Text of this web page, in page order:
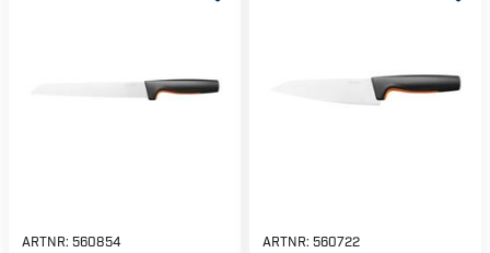
ARTNR: 560854 ARTNR: 560722